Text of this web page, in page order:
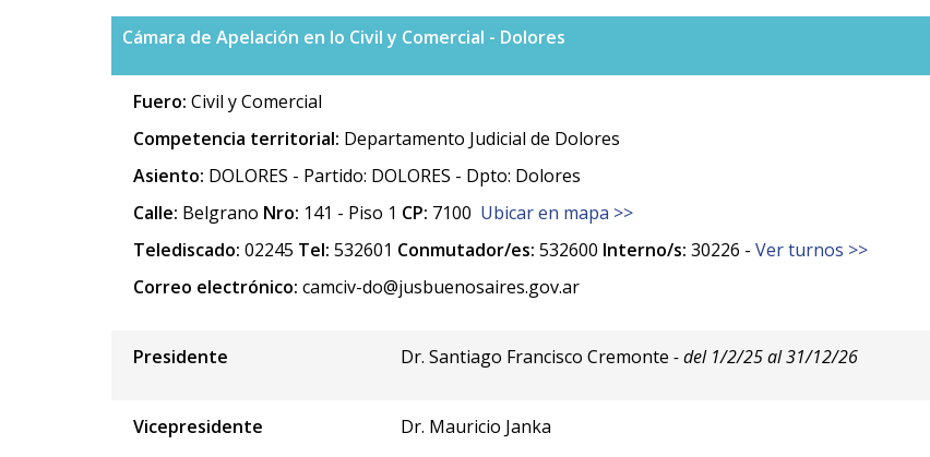
Cámara de Apelación en lo Civil y Comercial - Dolores
Fuero: Civil y Comercial
Competencia territorial: Departamento Judicial de Dolores
Asiento: DOLORES - Partido: DOLORES - Dpto: Dolores
Calle: Belgrano Nro: 141 - Piso 1 CP: 7100 Ubicar en mapa >>
Telediscado: 02245 Tel: 532601 Conmutador/es: 532600 Interno/s: 30226 - Ver turnos >>
Correo electrónico: camciv-do@jusbuenosaires.gov.ar
Presidente Dr. Santiago Francisco Cremonte - del 1/2/25 al 31/12/26
Vicepresidente Dr. Mauricio Janka